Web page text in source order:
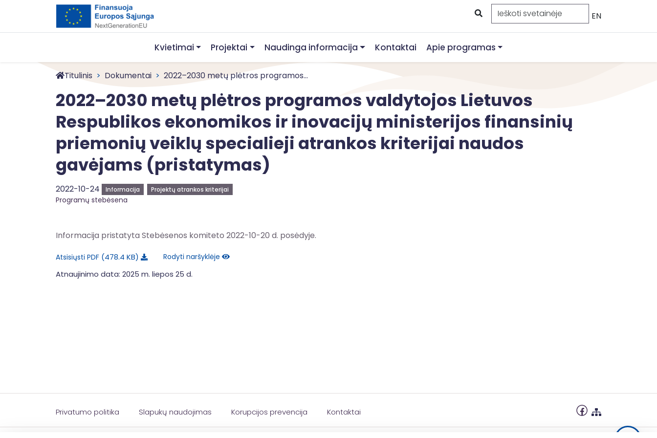
EN
Kvietimai Projektai Naudinga informacija Kontaktai Apie programas
Titulinis Dokumentai 2022–2030 metų plėtros programos...
2022–2030 metų plėtros programos valdytojos Lietuvos
Respublikos ekonomikos ir inovacijų ministerijos finansinių
priemonių veiklų specialieji atrankos kriterijai naudos
gavėjams (pristatymas)
2022-10-24 Informacija Projektų atrankos kriterijai
Programų stebėsena
Informacija pristatyta Stebėsenos komiteto 2022-10-20 d. posėdyje.
Atsisiųsti PDF 478.4 KB Rodyti naršyklėje
Atnaujinimo data: 2025 m. liepos 25 d.
Privatumo politika Slapukų naudojimas Korupcijos prevencija Kontaktai